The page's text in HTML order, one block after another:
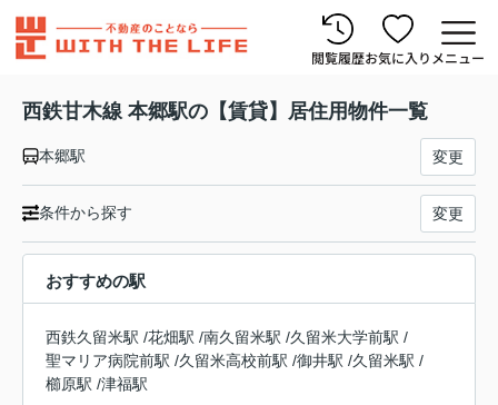
閲覧履歴お気に入り メニュー
西鉄甘木線 本郷駅の【賃貸】居住用物件一覧
本郷駅 変更
条件から探す 変更
おすすめの駅
西鉄久留米駅 /花畑駅 /南久留米駅 /久留米大学前駅 /
聖マリア病院前駅 /久留米高校前駅 /御井駅 /久留米駅 /
櫛原駅 /津福駅